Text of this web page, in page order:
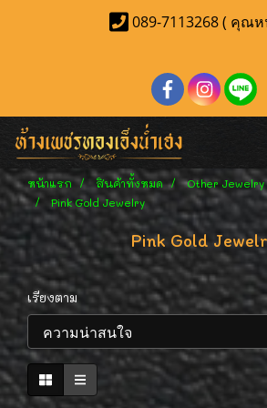
089-7113268 ( คุณ
หน้าแรก สินค้าทั้งหมด
Other Jewelry
Pink Gold Jewelry
Pink Gold
เรียงตาม